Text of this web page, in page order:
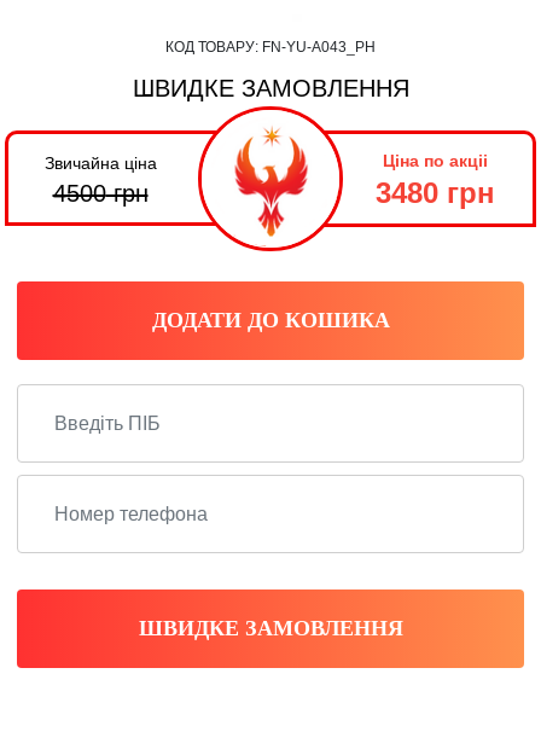
КОД ТОВАРУ: FN-YU-А043_PH
ШВИДКЕ ЗАМОВЛЕННЯ
Звичайна ціна
4500грн
Ціна по акціі
3480 грн
ДОДАТИ ДО КОШИКА
ШВИДКЕ ЗАМОВЛЕННЯ